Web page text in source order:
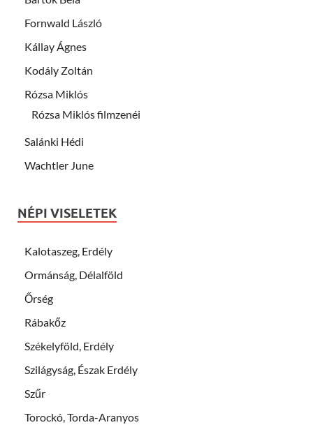
Fornwald László
Kállay Ágnes
Kodály Zoltán
Rózsa Miklós
Rózsa Miklós filmzenéi
Salánki Hédi
Wachtler June
NÉPI VISELETEK
Kalotaszeg, Erdély
Ormánság, Délalföld
Őrség
Rábakőz
Székelyföld, Erdély
Szilágyság, Észak Erdély
Szűr
Torockó, Torda-Aranyos